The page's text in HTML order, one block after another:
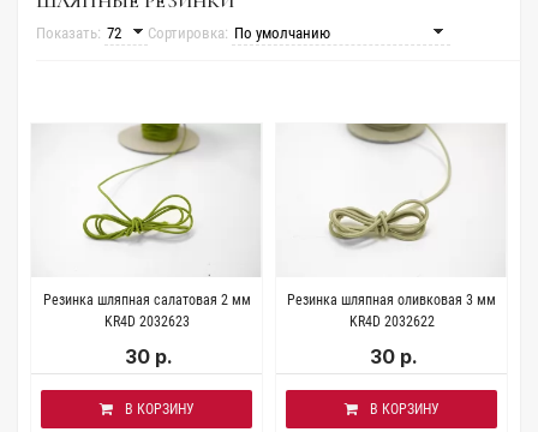
Показать: Сортировка:
Резинка шляпная салатовая 2 мм
KR4D 2032623
30 р.
В КОРЗИНУ
Резинка шляпная оливковая 3 мм
KR4D 2032622
30 р.
В КОРЗИНУ